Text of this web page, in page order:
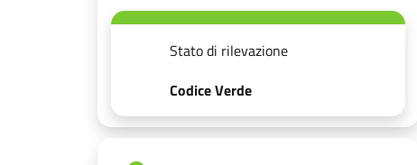
Stato di rilevazione
Codice Verde